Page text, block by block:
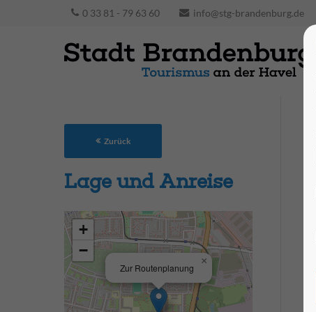
0 33 81 - 79 63 60 info@stg-brandenburg.de
Zurück
Lage und Anreise
Zur Routenplanung
×
+
−